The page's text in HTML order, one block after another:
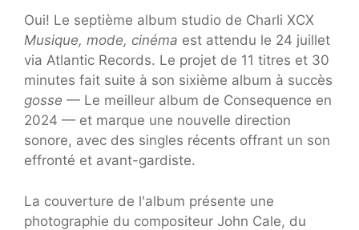
Oui! Le septième album studio de Charli XCX
Musique, mode, cinéma est attendu le 24 juillet
via Atlantic Records. Le projet de 11 titres et 30
minutes fait suite à son sixième album à succès
gosse — Le meilleur album de Consequence en
2024 — et marque une nouvelle direction
sonore, avec des singles récents offrant un son
effronté et avant-gardiste.
La couverture de l'album présente une
photographie du compositeur John Cale, du